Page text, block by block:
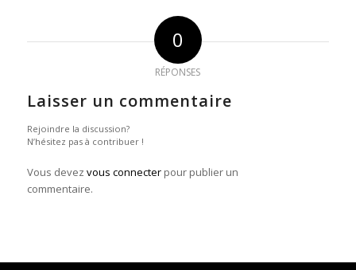
0
RÉPONSES
Laisser un commentaire
Rejoindre la discussion?
N’hésitez pas à contribuer !
Vous devez vous connecterpour publier un
commentaire.